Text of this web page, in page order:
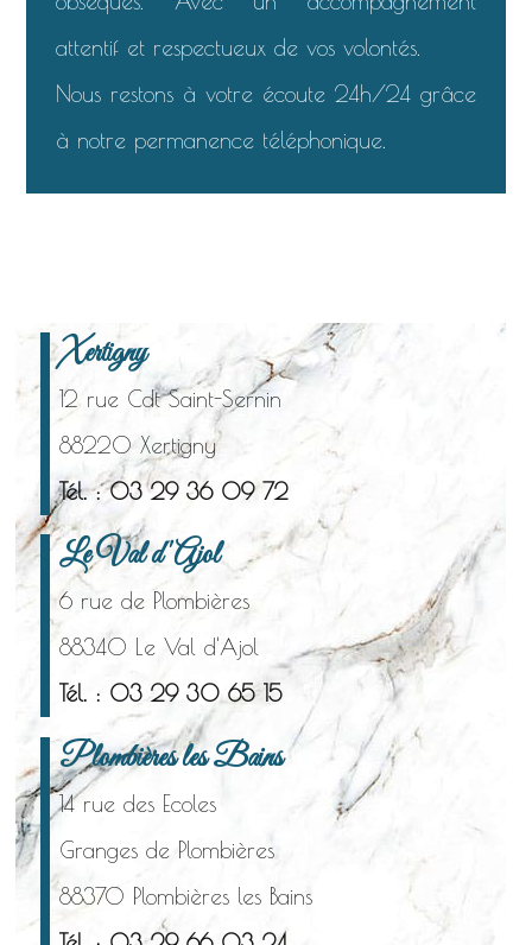
attentif et respectueux de vos volontés.
Nous restons à votre écoute 24h/24 grâce
à notre permanence téléphonique.
Xertigny
12 rue Cdt Saint-Sernin
88220 Xertigny
Tél. : 03 29 36 09 72
Le Val d'Ajol
6 rue de Plombières
88340 Le Val d'Ajol
Tél. : 03 29 30 65 15
Plombières les Bains
14 rue des Ecoles
Granges de Plombières
88370 Plombières les Bains